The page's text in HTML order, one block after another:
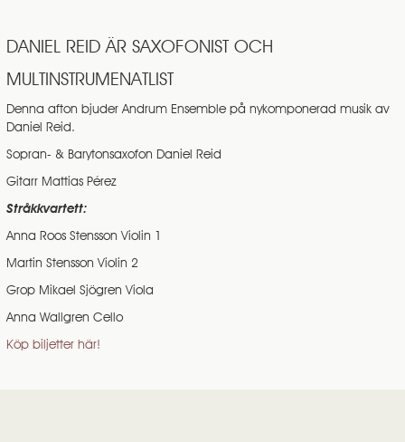
DANIEL REID ÄR SAXOFONIST OCH
MULTINSTRUMENATLIST
Denna afton bjuder Andrum Ensemble på nykomponerad musik av
Daniel Reid.
Sopran- & Barytonsaxofon Daniel Reid
Gitarr Mattias Pérez
Stråkkvartett:
Anna Roos Stensson Violin 1
Martin Stensson Violin 2
Grop Mikael Sjögren Viola
Anna Wallgren Cello
Köp biljetter här!